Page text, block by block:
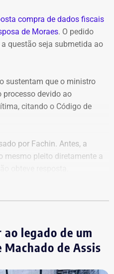
compra de dados fiscais
de Moraes. O pedido
questão seja submetida ao
sustentam que o ministro
processo devido ao
citando o Código de
por Fachin. Antes, a
mesmo pleito diretamente a
4,5 mil por
do Rio Luiz Paulo
Ele nega qualquer
de Viviane Barci e
legado de um
de Assis